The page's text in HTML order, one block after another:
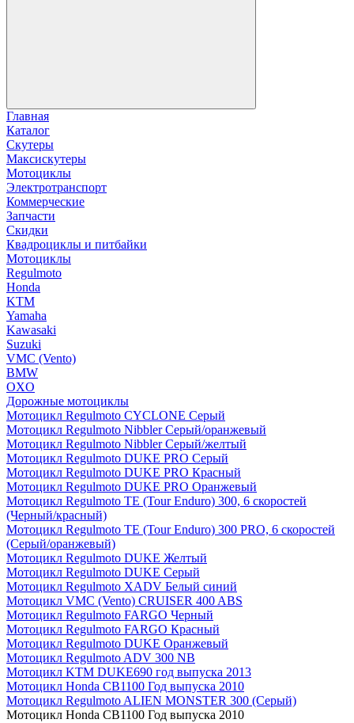
Главная
Каталог
Скутеры
Максискутеры
Мотоциклы
Электротранспорт
Коммерческие
Запчасти
Скидки
Квадроциклы и питбайки
Мотоциклы
Regulmoto
Honda
KTM
Yamaha
Kawasaki
Suzuki
VMC (Vento)
BMW
OXO
Дорожные мотоциклы
Мотоцикл Regulmoto CYCLONE Серый
Мотоцикл Regulmoto Nibbler Серый/оранжевый
Мотоцикл Regulmoto Nibbler Серый/желтый
Мотоцикл Regulmoto DUKE PRO Серый
Мотоцикл Regulmoto DUKE PRO Красный
Мотоцикл Regulmoto DUKE PRO Оранжевый
Мотоцикл Regulmoto TE (Tour Enduro) 300, 6 скоростей
(Черный/красный)
Мотоцикл Regulmoto TE (Tour Enduro) 300 PRO, 6 скоростей
(Серый/оранжевый)
Мотоцикл Regulmoto DUKE Желтый
Мотоцикл Regulmoto DUKE Серый
Мотоцикл Regulmoto XADV Белый синий
Мотоцикл VMC (Vento) CRUISER 400 ABS
Мотоцикл Regulmoto FARGO Черный
Мотоцикл Regulmoto FARGO Красный
Мотоцикл Regulmoto DUKE Оранжевый
Мотоцикл Regulmoto ADV 300 NB
Мотоцикл KTM DUKE690 год выпуска 2013
Мотоцикл Honda CB1100 Год выпуска 2010
Мотоцикл Regulmoto ALIEN MONSTER 300 (Серый)
Мотоцикл Honda CB1100 Год выпуска 2010